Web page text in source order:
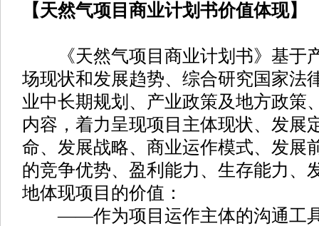
【天然气项目商业计划书价值体现】
《天然气项目商业计划书》基于
场现状和发展趋势、综合研究国家法
业中长期规划、产业政策及地方政策
内容，着力呈现项目主体现状、发展
命、发展战略、商业运作模式、发展
的竞争优势、盈利能力、生存能力、
地体现项目的价值：
——作为项目运作主体的沟通工具